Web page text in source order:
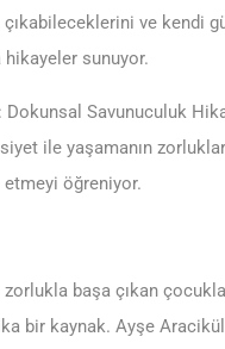
ve kendi
sunuyor.
Savunuculuk
ile yaşamanın
öğreniyor.
başa çıkan
bir kaynak. Ayşe Aracikül